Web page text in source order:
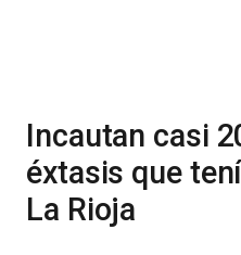
Incautan casi
éxtasis que
La Rioja